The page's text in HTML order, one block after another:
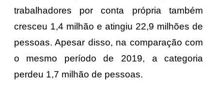
trabalhadores por conta própria também
cresceu 1,4 milhão e atingiu 22,9 milhões de
pessoas. Apesar disso, na comparação com
o mesmo período de 2019, a categoria
perdeu 1,7 milhão de pessoas.